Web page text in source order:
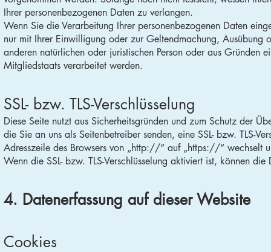
Ihrer personenbezogenen Daten zu verlangen.
Wenn Sie die Verarbeitung Ihrer personenbezogenen Daten
nur mit Ihrer Einwilligung oder zur Geltendmachung, Ausübung
anderen natürlichen oder juristischen Person oder aus Gründen
Mitgliedstaats verarbeitet werden.
SSL- bzw. TLS-Verschlüsselung
Diese Seite nutzt aus Sicherheitsgründen und zum Schutz der
die Sie an uns als Seitenbetreiber senden, eine SSL- bzw. TLS-
Adresszeile des Browsers von „http://“ auf „https://“ wechselt
Wenn die SSL- bzw. TLS-Verschlüsselung aktiviert ist, können
4. Datenerfassung auf dieser Website
Cookies